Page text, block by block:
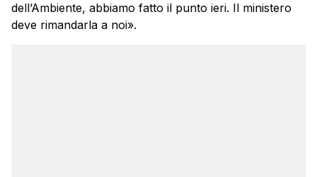
dell’Ambiente, abbiamo fatto il punto ieri. Il ministero
deve rimandarla a noi».